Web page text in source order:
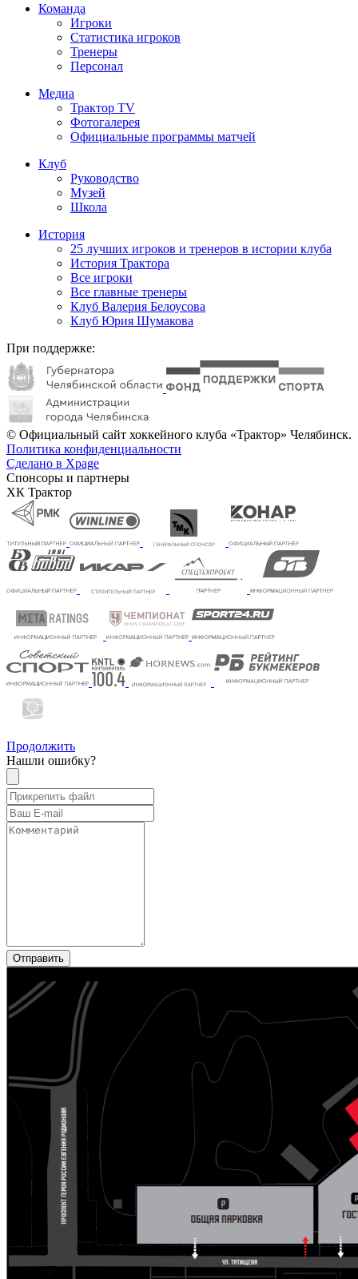
Команда
Игроки
Статистика игроков
Тренеры
Персонал
Медиа
Трактор TV
Фотогалерея
Официальные программы матчей
Клуб
Руководство
Музей
Школа
История
25 лучших игроков и тренеров в истории клуба
История Трактора
Все игроки
Все главные тренеры
Клуб Валерия Белоусова
Клуб Юрия Шумакова
При поддержке:
© Официальный сайт хоккейного клуба «Трактор» Челябинск.
Политика конфиденциальности
Сделано в Xpage
Спонсоры и партнеры
ХК Трактор
Продолжить
Нашли ошибку?